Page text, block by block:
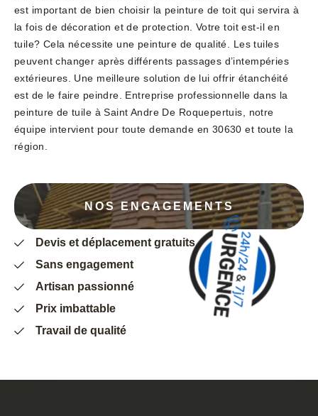
est important de bien choisir la peinture de toit qui servira à
la fois de décoration et de protection. Votre toit est-il en
tuile? Cela nécessite une peinture de qualité. Les tuiles
peuvent changer après différents passages d’intempéries
extérieures. Une meilleure solution de lui offrir étanchéité
est de le faire peindre. Entreprise professionnelle dans la
peinture de tuile à Saint Andre De Roquepertuis, notre
équipe intervient pour toute demande en 30630 et toute la
région.
NOS ENGAGEMENTS
Devis et déplacement gratuits
Sans engagement
Artisan passionné
Prix imbattable
Travail de qualité